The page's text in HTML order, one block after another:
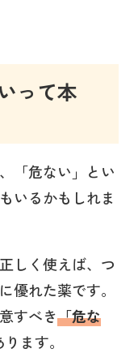
って本
「危ない」とい
いるかもしれま
しく使えば、つ
優れた薬です。
すべき「危な
ります。